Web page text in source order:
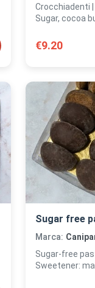
Crocchiadenti | 100g WHITE
Sugar, cocoa
€9.20
Sugar free
Marca:
Sugar-free pastilles | 150g
Sweetener: